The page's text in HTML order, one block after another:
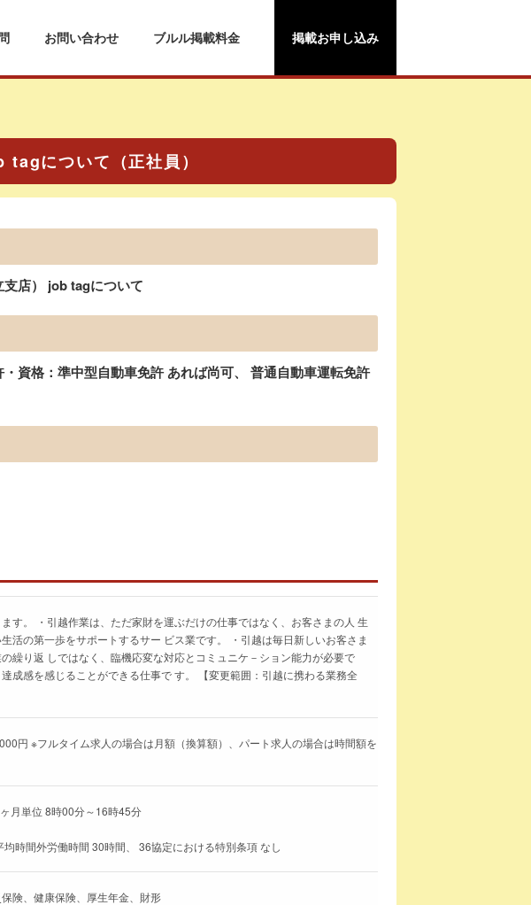
お問い合わせ ブルル掲載料金 掲載お申し込み
について（正社員）
店） job tagについて
資格：準中型自動車免許 あれば尚可、 普通自動車運転免許
す。 ・引越作業は、ただ家財を運ぶだけの仕事ではなく、お客さまの人 生
活の第一歩をサポートするサー ビス業です。 ・引越は毎日新しいお客さま
繰り返 しではなく、臨機応変な対応とコミュニケ－ション能力が必要で
成感を感じることができる仕事で す。 【変更範囲：引越に携わる業務全
円 ※フルタイム求人の場合は月額（換算額）、パート求人の場合は時間額を
月単位 8時00分～16時45分
時間外労働時間 30時間、 36協定における特別条項 なし
険、健康保険、厚生年金、財形